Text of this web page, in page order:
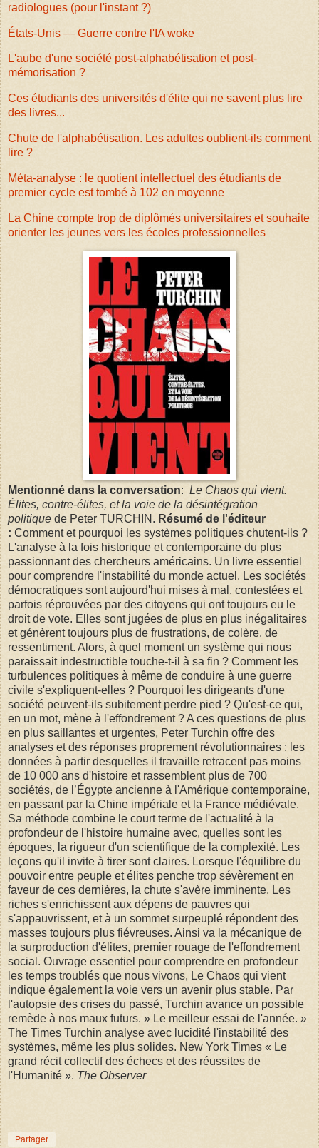
radiologues (pour l'instant ?)
États-Unis — Guerre contre l'IA woke
L'aube d'une société post-alphabétisation et post-
mémorisation ?
Ces étudiants des universités d'élite qui ne savent plus lire
des livres...
Chute de l'alphabétisation. Les adultes oublient-ils comment
lire ?
Méta-analyse : le quotient intellectuel des étudiants de
premier cycle est tombé à 102 en moyenne
La Chine compte trop de diplômés universitaires et souhaite
orienter les jeunes vers les écoles professionnelles
Mentionné dans la conversation: Le Chaos qui vient.
Élites, contre-élites, et la voie de la désintégration
politique de Peter TURCHIN. Résumé de l'éditeur
: Comment et pourquoi les systèmes politiques chutent-ils ?
L'analyse à la fois historique et contemporaine du plus
passionnant des chercheurs américains. Un livre essentiel
pour comprendre l'instabilité du monde actuel. Les sociétés
démocratiques sont aujourd'hui mises à mal, contestées et
parfois réprouvées par des citoyens qui ont toujours eu le
droit de vote. Elles sont jugées de plus en plus inégalitaires
et génèrent toujours plus de frustrations, de colère, de
ressentiment. Alors, à quel moment un système qui nous
paraissait indestructible touche-t-il à sa fin ? Comment les
turbulences politiques à même de conduire à une guerre
civile s'expliquent-elles ? Pourquoi les dirigeants d'une
société peuvent-ils subitement perdre pied ? Qu'est-ce qui,
en un mot, mène à l'effondrement ? A ces questions de plus
en plus saillantes et urgentes, Peter Turchin offre des
analyses et des réponses proprement révolutionnaires : les
données à partir desquelles il travaille retracent pas moins
de 10 000 ans d'histoire et rassemblent plus de 700
sociétés, de l’Égypte ancienne à l'Amérique contemporaine,
en passant par la Chine impériale et la France médiévale.
Sa méthode combine le court terme de l'actualité à la
profondeur de l'histoire humaine avec, quelles sont les
époques, la rigueur d'un scientifique de la complexité. Les
leçons qu'il invite à tirer sont claires. Lorsque l'équilibre du
pouvoir entre peuple et élites penche trop sévèrement en
faveur de ces dernières, la chute s'avère imminente. Les
riches s'enrichissent aux dépens de pauvres qui
s'appauvrissent, et à un sommet surpeuplé répondent des
masses toujours plus fiévreuses. Ainsi va la mécanique de
la surproduction d'élites, premier rouage de l'effondrement
social. Ouvrage essentiel pour comprendre en profondeur
les temps troublés que nous vivons, Le Chaos qui vient
indique également la voie vers un avenir plus stable. Par
l'autopsie des crises du passé, Turchin avance un possible
remède à nos maux futurs. » Le meilleur essai de l'année. »
The Times Turchin analyse avec lucidité l'instabilité des
systèmes, même les plus solides. New York Times « Le
grand récit collectif des échecs et des réussites de
l'Humanité ». The Observer
Partager